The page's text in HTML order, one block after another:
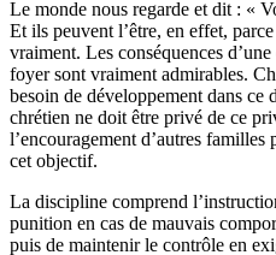
Le monde nous regarde et dit : «
Et ils peuvent l’être, en effet,
vraiment. Les conséquences
foyer sont vraiment admirables.
besoin de développement dans ce
chrétien ne doit être privé de ce
l’encouragement d’autres
cet objectif.
La discipline comprend
punition en cas de mauvais
puis de maintenir le contrôle en